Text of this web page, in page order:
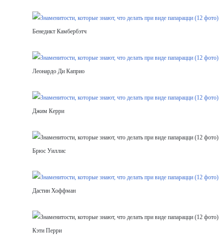
Бенедикт Камбербэтч
Леонардо Ди Каприо
Джим Керри
Брюс Уиллис
Дастин Хоффман
Кэти Перри